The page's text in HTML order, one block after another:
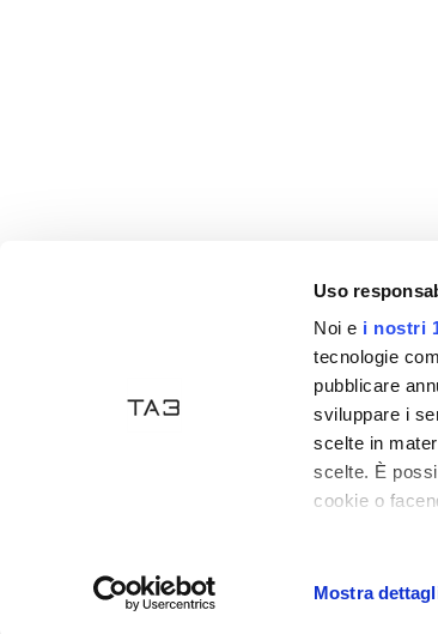
Uso
Noi e i nostri
tecnologie
pubblicare
sviluppare i
scelte in
scelte. È
cookie o
Mostra
Akzeptierte Zahlungen
Ecommerceby Daisuke